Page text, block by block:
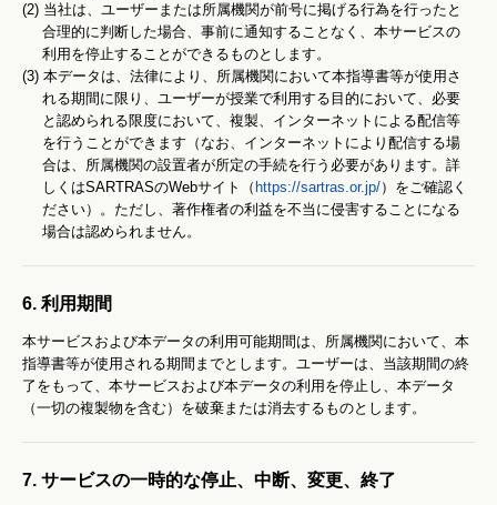
(2) 当社は、ユーザーまたは所属機関が前号に掲げる行為を行ったと
合理的に判断した場合、事前に通知することなく、本サービスの
利用を停止することができるものとします。
(3) 本データは、法律により、所属機関において本指導書等が使用さ
れる期間に限り、ユーザーが授業で利用する目的において、必要
と認められる限度において、複製、インターネットによる配信等
を行うことができます（なお、インターネットにより配信する場
合は、所属機関の設置者が所定の手続を行う必要があります。詳
しくはSARTRASのWebサイト（ https://sartras.or.jp/）をご確認く
ださい）。ただし、著作権者の利益を不当に侵害することになる
場合は認められません。
6. 利用期間
本サービスおよび本データの利用可能期間は、所属機関において、本
指導書等が使用される期間までとします。ユーザーは、当該期間の終
了をもって、本サービスおよび本データの利用を停止し、本データ
（一切の複製物を含む）を破棄または消去するものとします。
7. サービスの一時的な停止、中断、変更、終了